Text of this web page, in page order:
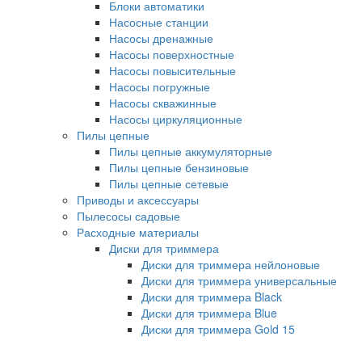
Блоки автоматики
Насосные станции
Насосы дренажные
Насосы поверхностные
Насосы повысительные
Насосы погружные
Насосы скважинные
Насосы циркуляционные
Пилы цепные
Пилы цепные аккумуляторные
Пилы цепные бензиновые
Пилы цепные сетевые
Приводы и аксессуары
Пылесосы садовые
Расходные материалы
Диски для триммера
Диски для триммера нейлоновые
Диски для триммера универсальные
Диски для триммера Black
Диски для триммера Blue
Диски для триммера Gold 15